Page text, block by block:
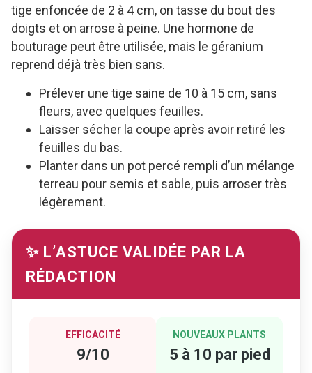
tige enfoncée de 2 à 4 cm, on tasse du bout des
doigts et on arrose à peine. Une hormone de
bouturage peut être utilisée, mais le géranium
reprend déjà très bien sans.
Prélever une tige saine de 10 à 15 cm, sans
fleurs, avec quelques feuilles.
Laisser sécher la coupe après avoir retiré les
feuilles du bas.
Planter dans un pot percé rempli d’un mélange
terreau pour semis et sable, puis arroser très
légèrement.
✨ L’ASTUCE VALIDÉE PAR LA
RÉDACTION
EFFICACITÉ
9/10
NOUVEAUX PLANTS
5 à 10 par pied